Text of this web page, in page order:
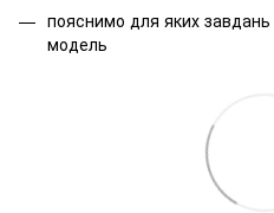
пояснимо для яких
модель